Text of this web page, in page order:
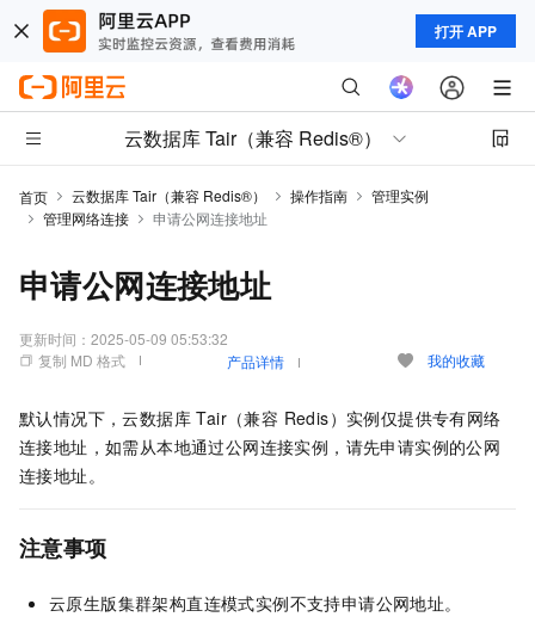
打开 APP
云数据库 Tair（兼容 Redis®）
首页 云数据库 Tair（兼容 Redis®） 操作指南
管理实例
管理网络连接
申请公网连接地址
申请公网连接地址
更新时间： 2025-05-09 05:53:32
复制 MD 格式
产品详情 我的收藏
默认情况下，云数据库 Tair（兼容 Redis） 实例仅提供专有网络
连接地址，如需从本地通过公网连接实例，请先申请实例的公网
连接地址。
注意事项
云原生版集群架构直连模式实例不支持申请公网地址。